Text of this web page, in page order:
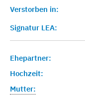
Verstorben in:
Signatur LEA:
Ehepartner:
Hochzeit:
Mutter: